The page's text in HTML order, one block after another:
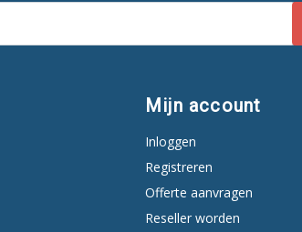
Mijn account
Inloggen
Registreren
Offerte aanvragen
Reseller worden